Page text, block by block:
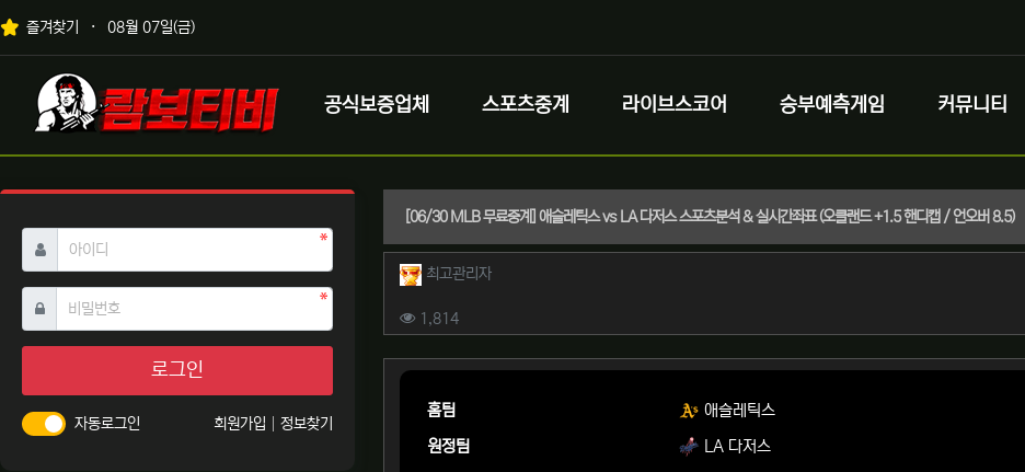
상단 네비
즐겨찾기 08월 07일(금)
메인 메뉴
로고
공식보증업체 스포츠중계 라이브스코어 승부예측게임 커뮤니티
[06/30 MLB 무료중계] 애슬레틱스 vs LA 다저스 스포츠분석 & 실시간좌표 (오클랜드 +1.5 핸디캡 / 언오버 8.5)
작성자 정보
최고관리자작성
컨텐츠 정보
1,814조회
본문
홈팀
애슬레틱스
원정팀
LA 다저스
아이디 필수
비밀번호필수
로그인
자동로그인 회원가입 정보찾기